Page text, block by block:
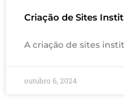
Criação de Sites
A criação de sites
outubro 6, 2024